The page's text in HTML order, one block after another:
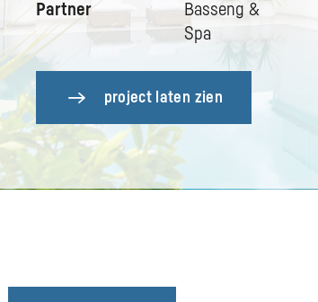
Partner
Basseng &
Spa
project laten zien